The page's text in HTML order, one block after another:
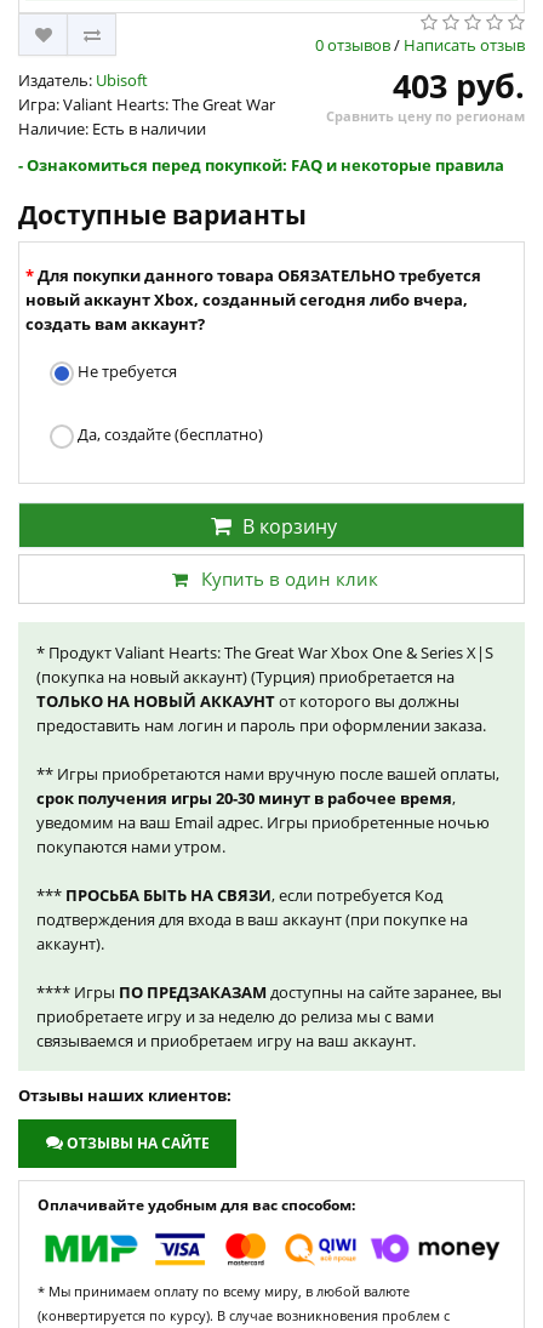
0 отзывов/ Написать отзыв
Издатель: Ubisoft
Игра: Valiant Hearts: The Great War
Наличие: Есть в наличии
403 руб.
Сравнить цену по регионам
- Ознакомиться перед покупкой: FAQ и некоторые правила
Доступные варианты
Для покупки данного товара ОБЯЗАТЕЛЬНО требуется
новый аккаунт Xbox, созданный сегодня либо вчера,
создать вам аккаунт?
Не требуется
Да, создайте (бесплатно)
В корзину
Купить в один клик
* Продукт Valiant Hearts: The Great War Xbox One & Series X|S
(покупка на новый аккаунт) (Турция) приобретается на
ТОЛЬКО НА НОВЫЙ АККАУНТот которого вы должны
предоставить нам логин и пароль при оформлении заказа.
** Игры приобретаются нами вручную после вашей оплаты,
срок получения игры 20-30 минут в рабочее время,
уведомим на ваш Email адрес. Игры приобретенные ночью
покупаются нами утром.
*** ПРОСЬБА БЫТЬ НА СВЯЗИ, если потребуется Код
подтверждения для входа в ваш аккаунт (при покупке на
аккаунт).
**** Игры ПО ПРЕДЗАКАЗАМ доступны на сайте заранее, вы
приобретаете игру и за неделю до релиза мы с вами
связываемся и приобретаем игру на ваш аккаунт.
Отзывы наших клиентов:
ОТЗЫВЫ НА САЙТЕ
Оплачивайте удобным для вас способом:
* Мы принимаем оплату по всему миру, в любой валюте
(конвертируется по курсу). В случае возникновения проблем с